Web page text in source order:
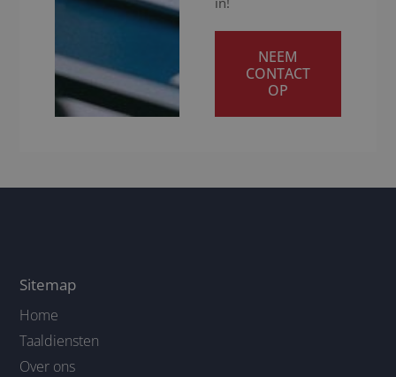
NEEM
CONTACT
OP
Sitemap
Home
Taaldiensten
Over ons